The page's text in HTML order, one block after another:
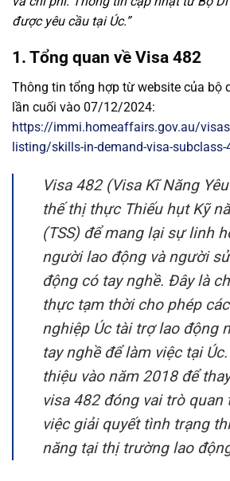
được yêu cầu tại Úc.”
1. Tổng quan về Visa 482
Thông tin tổng hợp từ website của bộ
lần cuối vào 07/12/2024:
https://immi.homeaffairs.gov.au/
listing/skills-in-demand-visa-subclass-
Visa 482 (Visa Kĩ Năng
thế thị thực Thiếu hụt Kỹ
(TSS) để mang lại sự linh
người lao động và người
động có tay nghề. Đây là
thực tạm thời cho phép
nghiệp Úc tài trợ lao động
tay nghề để làm việc tại
thiệu vào năm 2018 để
visa 482 đóng vai trò
việc giải quyết tình trạng
năng tại thị trường lao